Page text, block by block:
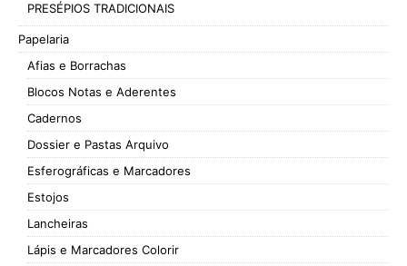
PRESÉPIOS TRADICIONAIS
Papelaria
Afias e Borrachas
Blocos Notas e Aderentes
Cadernos
Dossier e Pastas Arquivo
Esferográficas e Marcadores
Estojos
Lancheiras
Lápis e Marcadores Colorir